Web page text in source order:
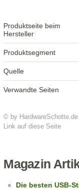
© by
Link auf diese Seite
Produktseite beim
Hersteller
Produktsegment
Quelle
Verwandte Seiten
Magazin
Die besten USB-